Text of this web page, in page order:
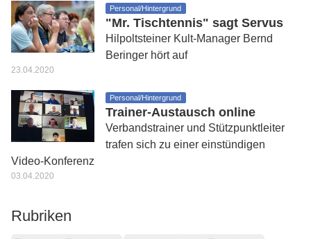
Personal/Hintergrund
"Mr. Tischtennis" sagt Servus
Hilpoltsteiner Kult-Manager Bernd
Beringer hört auf
23.04.2020
Personal/Hintergrund
Trainer-Austausch online
Verbandstrainer und Stützpunktleiter
trafen sich zu einer einstündigen
Video-Konferenz
03.04.2020
Rubriken